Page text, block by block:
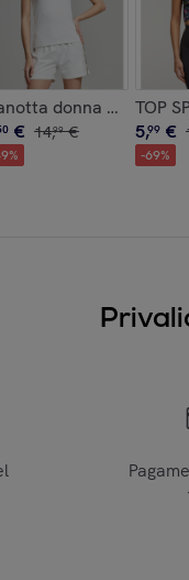
soft spugna
donna no stress
€ 14,99 €
%
TOP
5,99 €
-69%